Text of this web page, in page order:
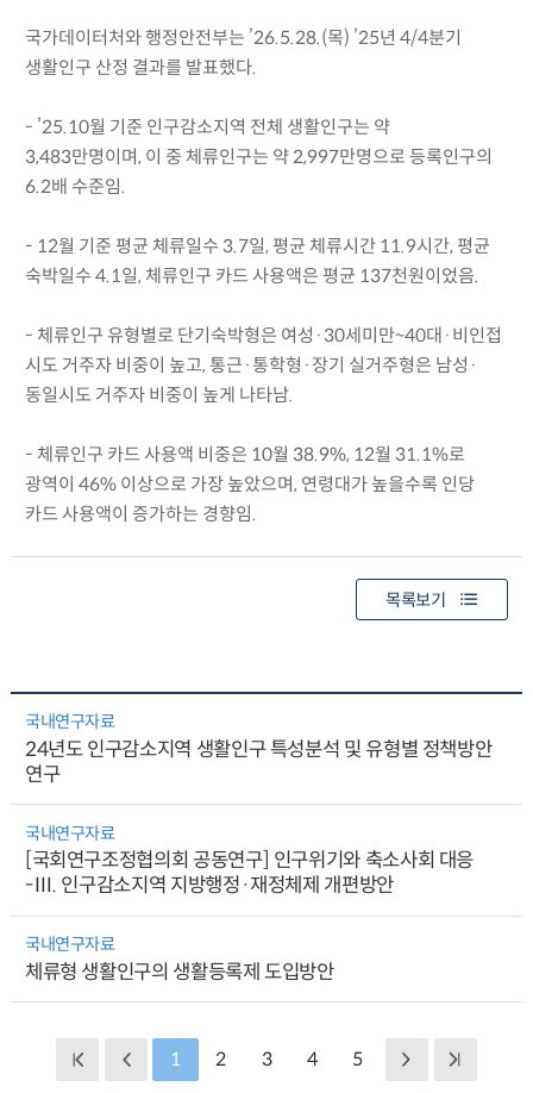
국가데이터처와 행정안전부는 ’26.5.28.(목) ’25년 4/4분기
생활인구 산정 결과를 발표했다.
- ’25.10월 기준 인구감소지역 전체 생활인구는 약
3,483만명이며, 이 중 체류인구는 약 2,997만명으로 등록인구의
6.2배 수준임.
- 12월 기준 평균 체류일수 3.7일, 평균 체류시간 11.9시간, 평균
숙박일수 4.1일, 체류인구 카드 사용액은 평균 137천원이었음.
- 체류인구 유형별로 단기숙박형은 여성·30세미만~40대·비인접
시도 거주자 비중이 높고, 통근·통학형·장기 실거주형은 남성·
동일시도 거주자 비중이 높게 나타남.
- 체류인구 카드 사용액 비중은 10월 38.9%, 12월 31.1%로
광역이 46% 이상으로 가장 높았으며, 연령대가 높을수록 인당
카드 사용액이 증가하는 경향임.
목록보기
국내연구자료
24년도 인구감소지역 생활인구 특성분석 및 유형별 정책방안
연구
국내연구자료
[국회연구조정협의회 공동연구] 인구위기와 축소사회 대응
-Ⅲ. 인구감소지역 지방행정·재정체제 개편방안
국내연구자료
체류형 생활인구의 생활등록제 도입방안
1 2 3 4 5